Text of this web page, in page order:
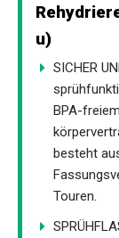
u)
SICHER
BPA-
besteht
Touren.